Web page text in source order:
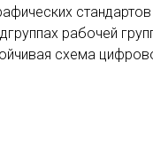
рабочей
схема